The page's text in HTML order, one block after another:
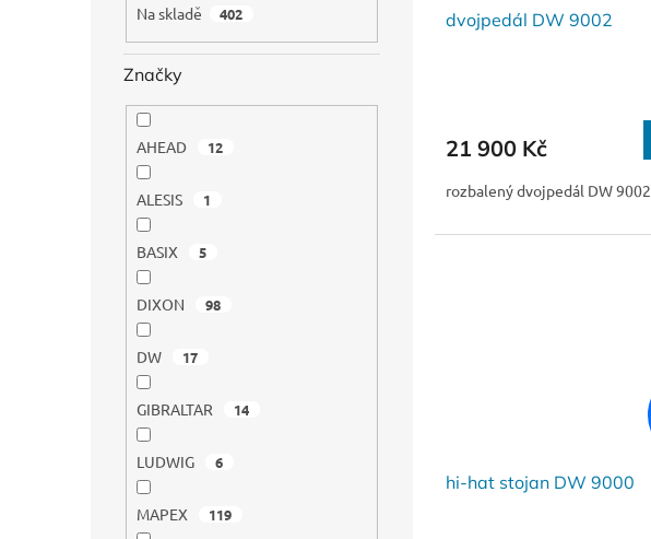
Na skladě 402
Značky
AHEAD 12
ALESIS 1
BASIX 5
DIXON 98
DW 17
GIBRALTAR 14
LUDWIG 6
MAPEX 119
dvojpedál DW 9002
21 900 Kč
rozbalený dvojpedál DW 9002
hi-hat stojan DW 9000